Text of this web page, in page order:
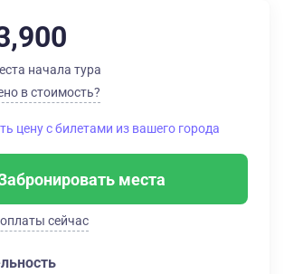
начала тура
в стоимость?
цену с билетами из вашего города
места
сейчас